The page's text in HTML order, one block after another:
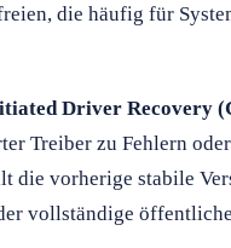
die häufig für
Driver Recovery
Treiber zu Fehlern
die vorherige stabile
vollständige